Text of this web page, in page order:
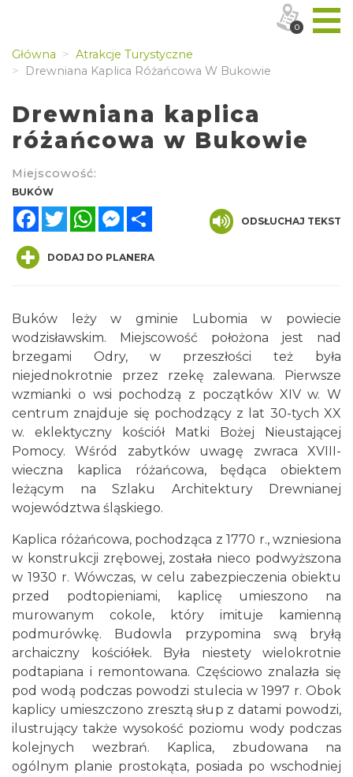
Główna
Atrakcje Turystyczne
Drewniana Kaplica Różańcowa W Bukowie
Drewniana kaplica
różańcowa w Bukowie
Miejscowość:
BUKÓW
FacebookTwitterWhatsAppMessenger
ODSŁUCHAJ TEKST
DODAJ DO PLANERA
Buków leży w gminie Lubomia w powiecie
wodzisławskim. Miejscowość położona jest nad
brzegami Odry, w przeszłości też była
niejednokrotnie przez rzekę zalewana. Pierwsze
wzmianki o wsi pochodzą z początków XIV w. W
centrum znajduje się pochodzący z lat 30-tych XX
w. eklektyczny kościół Matki Bożej Nieustającej
Pomocy. Wśród zabytków uwagę zwraca XVIII-
wieczna kaplica różańcowa, będąca obiektem
leżącym na Szlaku Architektury Drewnianej
województwa śląskiego.
Kaplica różańcowa, pochodząca z 1770 r., wzniesiona
w konstrukcji zrębowej, została nieco podwyższona
w 1930 r. Wówczas, w celu zabezpieczenia obiektu
przed podtopieniami, kaplicę umieszono na
murowanym cokole, który imituje kamienną
podmurówkę. Budowla przypomina swą bryłą
archaiczny kościółek. Była niestety wielokrotnie
podtapiana i remontowana. Częściowo znalazła się
pod wodą podczas powodzi stulecia w 1997 r. Obok
kaplicy umieszczono zresztą słup z datami powodzi,
ilustrujący także wysokość poziomu wody podczas
kolejnych wezbrań. Kaplica, zbudowana na
ogólnym planie prostokąta, posiada po wschodniej
0